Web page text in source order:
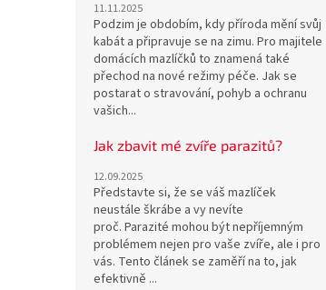
11.11.2025
Podzim je obdobím, kdy příroda mění svůj
kabát a připravuje se na zimu. Pro majitele
domácích mazlíčků to znamená také
přechod na nové režimy péče. Jak se
postarat o stravování, pohyb a ochranu
vašich...
Jak zbavit mé zvíře parazitů?
12.09.2025
Představte si, že se váš mazlíček
neustále škrábe a vy nevíte
proč. Parazité mohou být nepříjemným
problémem nejen pro vaše zvíře, ale i pro
vás. Tento článek se zaměří na to, jak
efektivně ...